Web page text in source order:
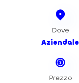
Dove
Aziendale
Prezzo